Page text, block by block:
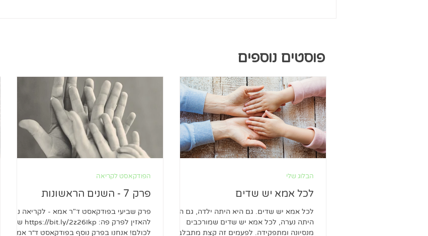
פוסטים נוספים
לכל אמא יש שדים
לכל אמא יש שדים. גם היא היתה ילדה, גם היא
היתה נערה, לכל אמא יש שדים שמורכבים
מנסיונה ומתפקידה. לפעמים זה קצת מתבלבל
הבלוג שלי
פרק 7 - השנים הראשונות
פרק שביעי בפודקאסט ד"ר אמא - לקריאה ניתן
להאזין לפרק פה: https://bit.ly/2z26Ikp שלום
לכולם! אנחנו בפרק נוסף בפודקאסט ד״ר אמא.
הפודקאסט לקריאה